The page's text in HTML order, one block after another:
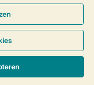
Cookies en banners
© 2026 Landal